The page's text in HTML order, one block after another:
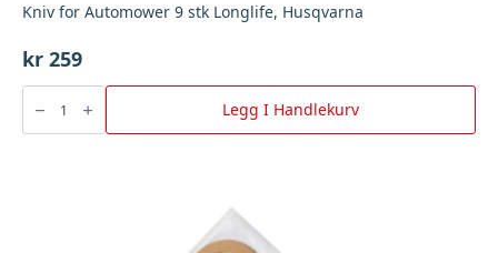
Kniv for Automower 9 stk Longlife, Husqvarna
kr 259
Kniv
Automower
9
Legg I Handlekurv